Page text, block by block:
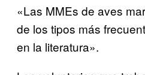
«Las MMEs de aves
de los tipos más
en la literatura».